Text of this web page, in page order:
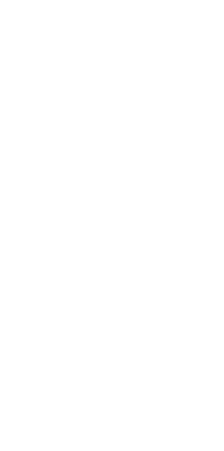
groupes
individuels